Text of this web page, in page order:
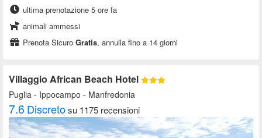
ultima prenotazione 5 ore fa
animali ammessi
Prenota Sicuro Gratis, annulla fino a 14 giorni
Villaggio African Beach Hotel
Puglia - Ippocampo - Manfredonia
7.6 Discretosu 1175 recensioni